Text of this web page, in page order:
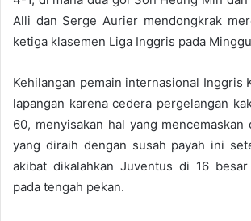
Alli dan Serge Aurier mendongkrak
ketiga klasemen Liga Inggris pada
Kehilangan pemain internasional Inggris
lapangan karena cedera pergelangan
60, menyisakan hal yang mencemaskan
yang diraih dengan susah payah ini
akibat dikalahkan Juventus di 16
pada tengah pekan.